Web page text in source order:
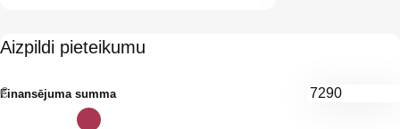
Aizpildi pieteikumu
Finansējuma summa
€